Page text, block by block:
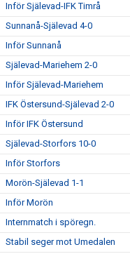
Inför Själevad-IFK Timrå
Sunnanå-Själevad 4-0
Inför Sunnanå
Själevad-Mariehem 2-0
Inför Själevad-Mariehem
IFK Östersund-Själevad 2-0
Inför IFK Östersund
Själevad-Storfors 10-0
Inför Storfors
Morön-Själevad 1-1
Inför Morön
Internmatch i spöregn.
Stabil seger mot Umedalen